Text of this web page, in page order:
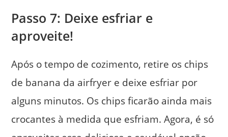
Passo 7: Deixe esfriar e
aproveite!
Após o tempo de cozimento, retire os chips
de banana da airfryer e deixe esfriar por
alguns minutos. Os chips ficarão ainda mais
crocantes à medida que esfriam. Agora, é só